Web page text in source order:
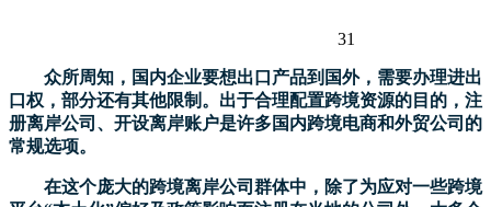
31
众所周知，国内企业要想出口产品到国外，需要办理进出
口权，部分还有其他限制。出于合理配置跨境资源的目的，注
册离岸公司、开设离岸账户是许多国内跨境电商和外贸公司的
常规选项。
在这个庞大的跨境离岸公司群体中，除了为应对一些跨境